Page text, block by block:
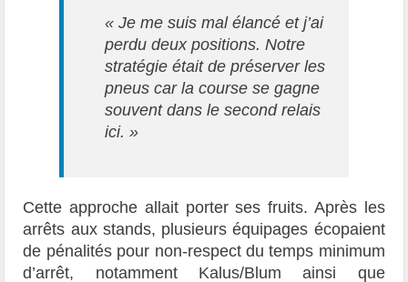
« Je me suis mal élancé et j’ai
perdu deux positions. Notre
stratégie était de préserver les
pneus car la course se gagne
souvent dans le second relais
ici. »
Cette approche allait porter ses fruits. Après les
arrêts aux stands, plusieurs équipages écopaient
de pénalités pour non-respect du temps minimum
d’arrêt, notamment Kalus/Blum ainsi que